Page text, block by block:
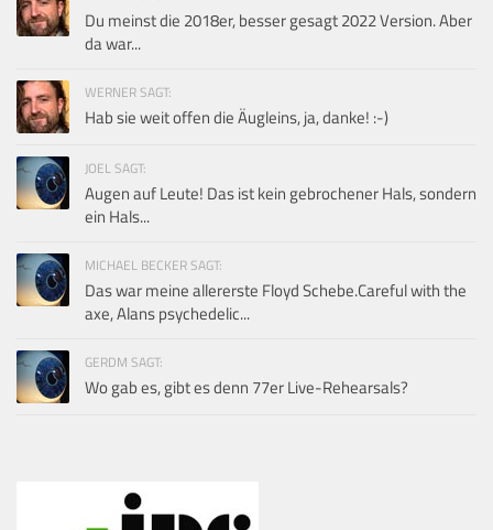
Du meinst die 2018er, besser gesagt 2022 Version. Aber
da war...
WERNER SAGT:
Hab sie weit offen die Äugleins, ja, danke! :-)
JOEL SAGT:
Augen auf Leute! Das ist kein gebrochener Hals, sondern
ein Hals...
MICHAEL BECKER SAGT:
Das war meine allererste Floyd Schebe.Careful with the
axe, Alans psychedelic...
GERDM SAGT:
Wo gab es, gibt es denn 77er Live-Rehearsals?